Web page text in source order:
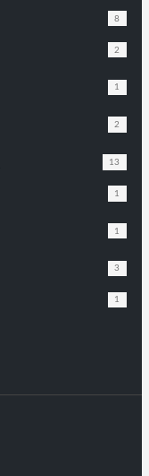
8
2
1
2
13
1
1
3
1